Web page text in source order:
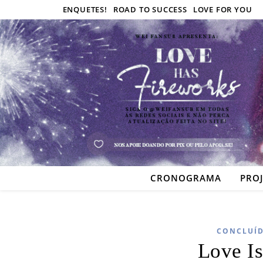
ENQUETES! ROAD TO SUCCESS LOVE FOR YOU
CRONOGRAMA
Love